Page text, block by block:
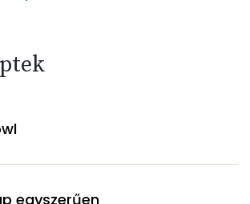
egyszerűen